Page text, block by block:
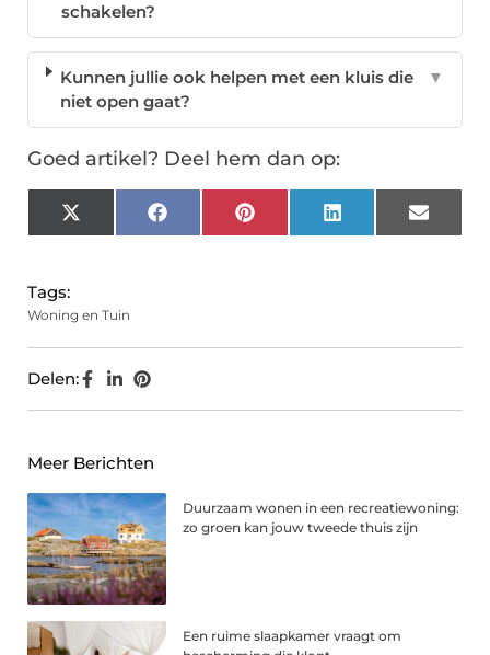
schakelen?
Kunnen jullie ook helpen met een kluis die
niet open gaat?
▼
Goed artikel? Deel hem dan op:
X
(Twitter)
FacebookPinterest LinkedIn Email
Tags:
Woning en Tuin
Delen:
Meer Berichten
Duurzaam wonen in een recreatiewoning:
zo groen kan jouw tweede thuis zijn
Een ruime slaapkamer vraagt om